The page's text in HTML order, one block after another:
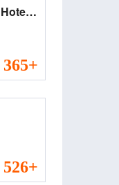
365+
526+